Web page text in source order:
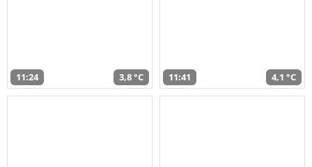
11:24 3,8 °C 11:41 4,1 °C